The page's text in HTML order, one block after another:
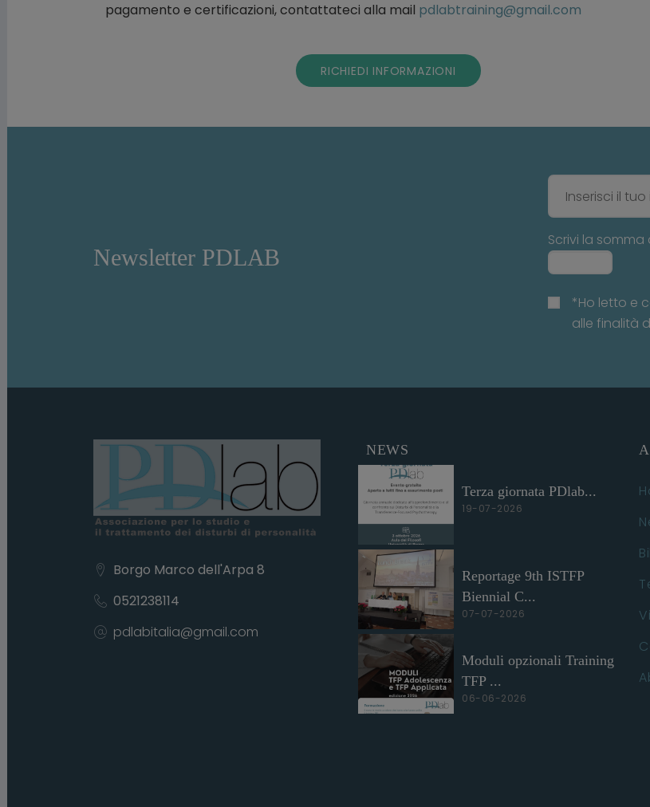
pagamento e certificazioni, contattateci alla mail pdlabtraining@gmail.com
RICHIEDI INFORMAZIONI
Newsletter PDLAB
Scrivi la somma
*Ho letto e
alle finalità
Borgo Marco dell'Arpa 8
0521238114
pdlabitalia@gmail.com
NEWS
Terza giornata PDlab...
19-07-2026
Reportage 9th ISTFP
Biennial C...
07-07-2026
Moduli opzionali Training
TFP ...
06-06-2026